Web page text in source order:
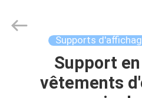
MAISON
Display
Shelves
Supports
Support
vêtements